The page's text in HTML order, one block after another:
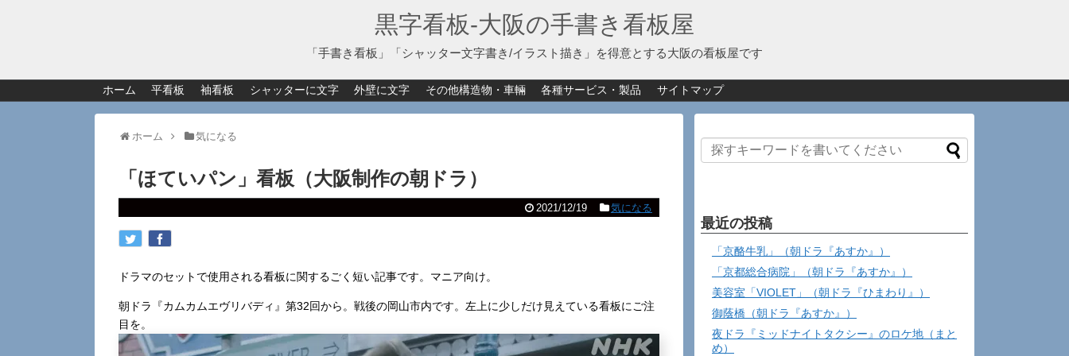
黒字看板‐大阪の手書き看板屋
「手書き看板」「シャッター文字書き/イラスト描き」を得意とする大阪の看板屋です
ホーム 平看板 袖看板 シャッターに文字 外壁に文字 その他構造物・車輛 各種サービス・製品 サイトマップ
ホーム 気になる
「ほていパン」看板（大阪制作の朝ドラ）
2021/12/19 気になる
ドラマのセットで使用される看板に関するごく短い記事です。マニア向け。
朝ドラ『カムカムエヴリバディ』第32回から。戦後の岡山市内です。左上に少しだけ見えている看板にご注
目を。
最近の投稿
「京酪牛乳」（朝ドラ『あすか』）
「京都総合病院」（朝ドラ『あすか』）
美容室「VIOLET」（朝ドラ『ひまわり』）
御蔭橋（朝ドラ『あすか』）
夜ドラ『ミッドナイトタクシー』のロケ地（まと
め）